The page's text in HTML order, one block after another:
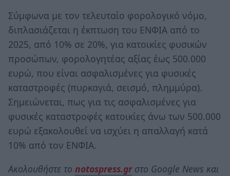
Σύμφωνα με τον τελευταίο φορολογικό νόμο,
διπλασιάζεται η έκπτωση του ΕΝΦΙΑ από το
2025, από 10% σε 20%, για κατοικίες φυσικών
προσώπων, φορολογητέας αξίας έως 500.000
ευρώ, που είναι ασφαλισμένες για φυσικές
καταστροφές (πυρκαγιά, σεισμό, πλημμύρα).
Σημειώνεται, πως για τις ασφαλισμένες για
φυσικές καταστροφές κατοικίες άνω των 500.000
ευρώ εξακολουθεί να ισχύει η απαλλαγή κατά
10% από τον ΕΝΦΙΑ.
Ακολουθήστε το notospress.grστο Google News και